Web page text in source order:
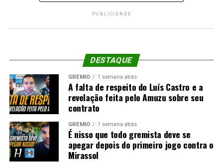
PUBLICIDADE
DESTAQUE
GRÊMIO 1 semana atrás
A falta de respeito do Luís Castro e a
revelação feita pelo Amuzu sobre seu
contrato
GRÊMIO 1 semana atrás
É nisso que todo gremista deve se
apegar depois do primeiro jogo contra o
Mirassol